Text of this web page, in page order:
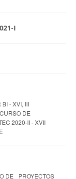
I
BI - XVI, III
DE
2020-II - XVII
DE _PROYECTOS